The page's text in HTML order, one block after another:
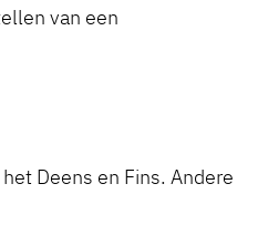
van een
Deens en Fins. Andere